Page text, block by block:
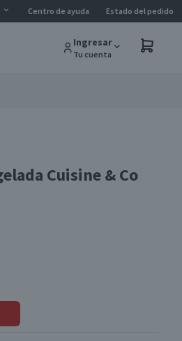
Centro de ayuda Estado del pedido
Ingresar
Tu cuenta
Cuisine & Co